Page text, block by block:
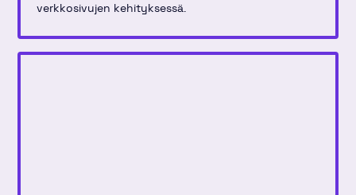
verkkosivujen kehityksessä.